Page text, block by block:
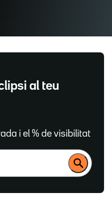
al teu
i el % de visibilitat